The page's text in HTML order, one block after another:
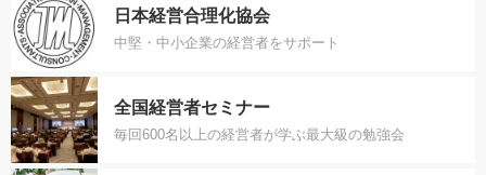
日本経営合理化協会
中堅・中小企業の経営者をサポート
全国経営者セミナー
毎回600名以上の経営者が学ぶ最大級の勉強会